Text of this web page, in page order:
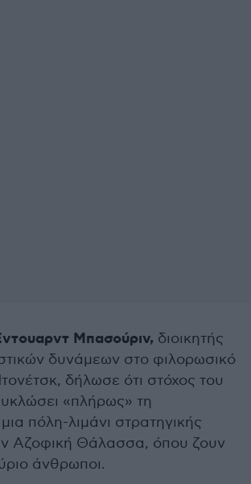
Μπασούριν, διοικητής
δυνάμεων στο φιλορωσικό
δήλωσε ότι στόχος του
«πλήρως» τη
μια πόλη-λιμάνι στρατηγικής
Αζοφική Θάλασσα, όπου ζουν
άνθρωποι.